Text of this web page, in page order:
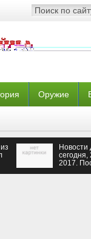
Оружие
Новости
2017.